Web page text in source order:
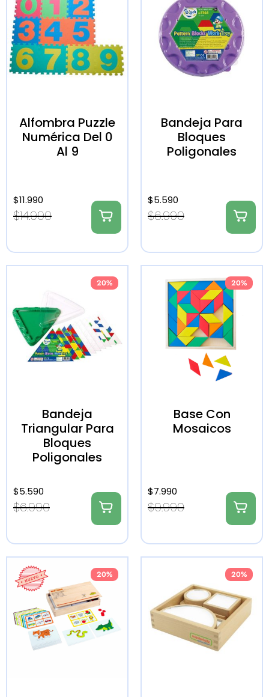
Alfombra Puzzle
Numérica Del 0
Al 9
$14.990
$11.990
Bandeja Para
Bloques
Poligonales
$6.990
$5.590
20%
Bandeja
Triangular Para
Bloques
Poligonales
$6.990
$5.590
20%
Base Con
Mosaicos
$9.990
$7.990
20% 20%